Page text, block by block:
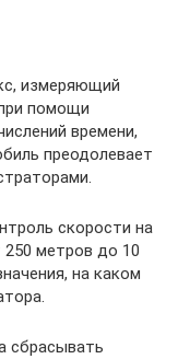
измеряющий
помощи
времени,
преодолевает
скорости на
метров до 10
на каком
сбрасывать